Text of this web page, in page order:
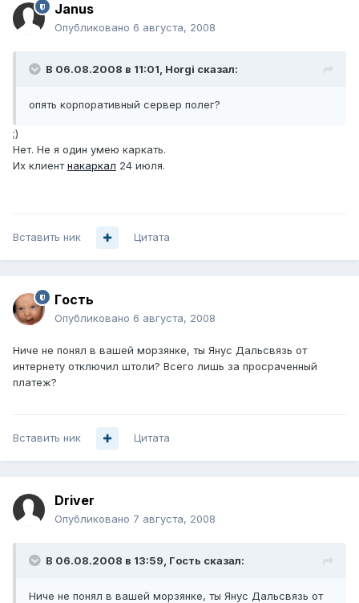
Janus
Опубликовано 6 августа, 2008
В 06.08.2008 в 11:01, Horgi сказал:
опять корпоративный сервер полег?
;)
Нет. Не я один умею каркать.
Их клиентнакаркал 24 июля.
Вставить ник Цитата
Гoсть
Опубликовано 6 августа, 2008
Ниче не понял в вашей морзянке, ты Янус Дальсвязь от
интернету отключил штоли? Всего лишь за просраченный
платеж?
Вставить ник Цитата
Driver
Опубликовано 7 августа, 2008
В 06.08.2008 в 13:59, Гoсть сказал:
Ниче не понял в вашей морзянке, ты Янус Дальсвязь от